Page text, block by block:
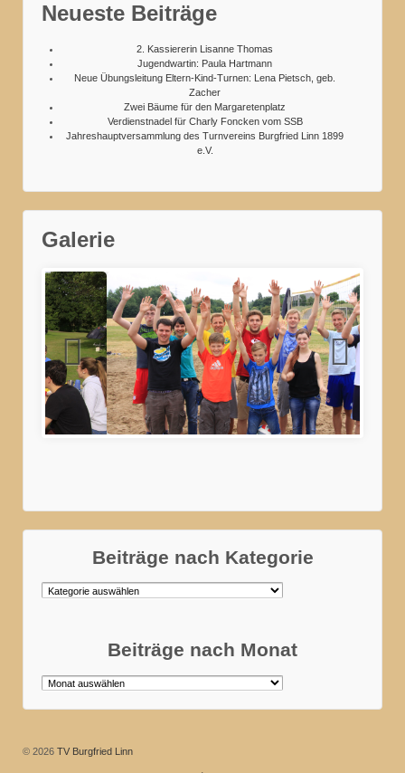
Neueste Beiträge
2. Kassiererin Lisanne Thomas
Jugendwartin: Paula Hartmann
Neue Übungsleitung Eltern-Kind-Turnen: Lena Pietsch, geb.
Zacher
Zwei Bäume für den Margaretenplatz
Verdienstnadel für Charly Foncken vom SSB
Jahreshauptversammlung des Turnvereins Burgfried Linn 1899
e.V.
Galerie
Beiträge nach Kategorie
Beiträge nach Monat
Monat
© 2026 TV Burgfried Linn